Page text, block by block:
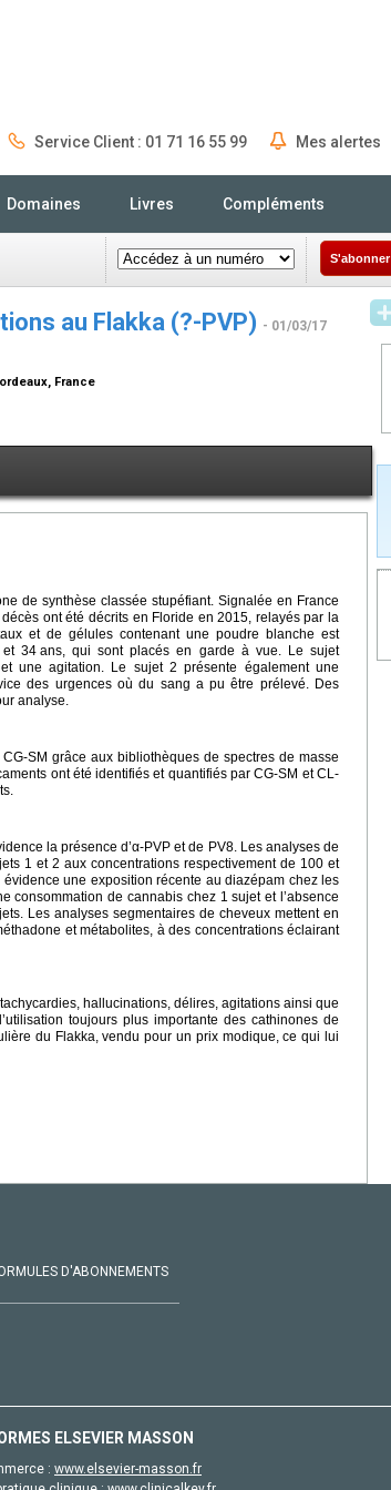
Service Client : 01 71 16 55 99 Mes alertes
Domaines Livres Compléments
S'abonner
au Flakka (?-PVP) - 01/03/17
France
de synthèse classée stupéfiant. Signalée en France
ont été décrits en Floride en 2015, relayés par la
et de gélules contenant une poudre blanche est
et 34 ans, qui sont placés en garde à vue. Le sujet
une agitation. Le sujet 2 présente également une
des urgences où du sang a pu être prélevé. Des
analyse.
SM grâce aux bibliothèques de spectres de masse
ont été identifiés et quantifiés par CG-SM et CL-
la présence d’α-PVP et de PV8. Les analyses de
1 et 2 aux concentrations respectivement de 100 et
une exposition récente au diazépam chez les
consommation de cannabis chez 1 sujet et l’absence
Les analyses segmentaires de cheveux mettent en
et métabolites, à des concentrations éclairant
hallucinations, délires, agitations ainsi que
toujours plus importante des cathinones de
du Flakka, vendu pour un prix modique, ce qui lui
D'ABONNEMENTS
ELSEVIER MASSON
: www.elsevier-masson.fr